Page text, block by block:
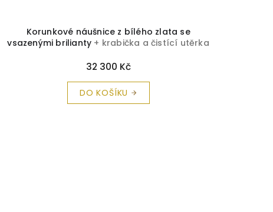
Korunkové náušnice z bílého zlata se
vsazenými brilianty + krabička a čistící utěrka
32 300 Kč
DO KOŠÍKU